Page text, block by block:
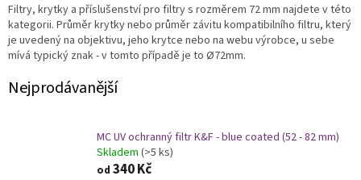
Filtry, krytky a příslušenství pro filtry s rozměrem 72 mm najdete v této
kategorii. Průměr krytky nebo průměr závitu kompatibilního filtru, který
je uvedený na objektivu, jeho krytce nebo na webu výrobce, u sebe
mívá typický znak - v tomto případě je to Ø72mm.
Nejprodávanější
MC UV ochranný filtr K&F - blue coated (52 - 82 mm)
Skladem (>5 ks)
od 340 Kč